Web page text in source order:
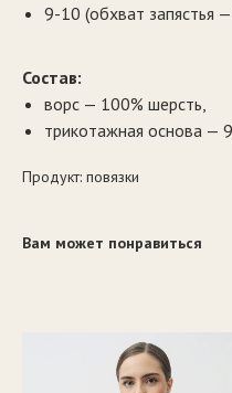
9-10 (обхват запястья
Состав:
ворс — 100% шерсть,
трикотажная основа —
Продукт: повязки
Вам может понравиться